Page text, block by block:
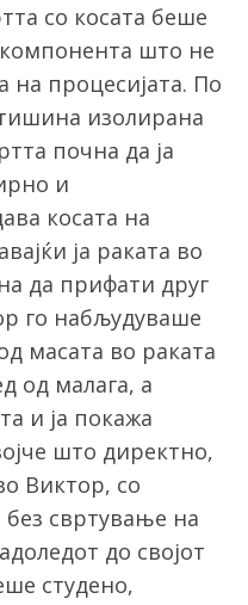
со косата беше
што не
на процесијата. По
изолирана
почна да ја
и
косата на
ја раката во
да прифати друг
го набљудуваше
масата во раката
од малага, а
и ја покажа
што директно,
Виктор, со
свртување на
до својот
студено,